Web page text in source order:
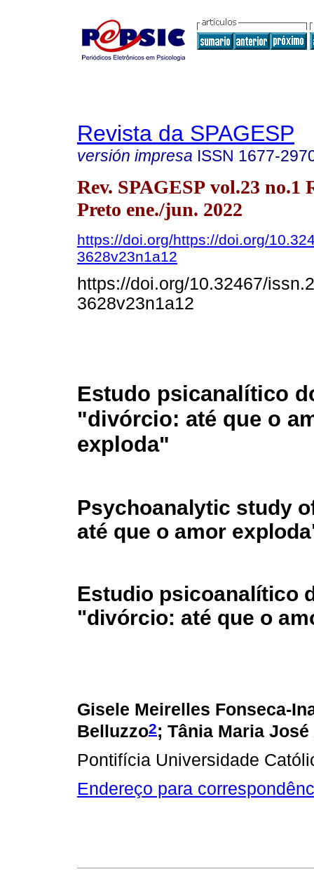
Revista da SPAGESP
versión impresa ISSN 1677-
Rev. SPAGESP vol.23 no.1
Preto ene./jun. 2022
https://doi.org/https://doi.org/
3628v23n1a12
https://doi.org/10.32467/
3628v23n1a12
Estudo psicanalítico
"divórcio: até que o
exploda"
Psychoanalytic study
até que o amor
Estudio psicoanalítico
"divórcio: até que o
Gisele Meirelles Fonseca-
Belluzzo2; Tânia Maria
Pontifícia Universidade
Endereço para